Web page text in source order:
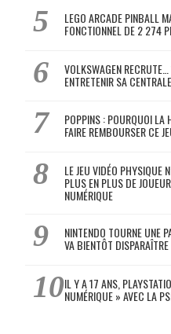
LEGO ARCADE PINBALL
FONCTIONNEL DE 2 274
VOLKSWAGEN
ENTRETENIR SA
POPPINS : POURQUOI LA
FAIRE REMBOURSER CE
LE JEU VIDÉO PHYSIQUE
PLUS EN PLUS DE
NUMÉRIQUE
NINTENDO TOURNE UNE
VA BIENTÔT
IL Y A 17 ANS,
NUMÉRIQUE » AVEC LA